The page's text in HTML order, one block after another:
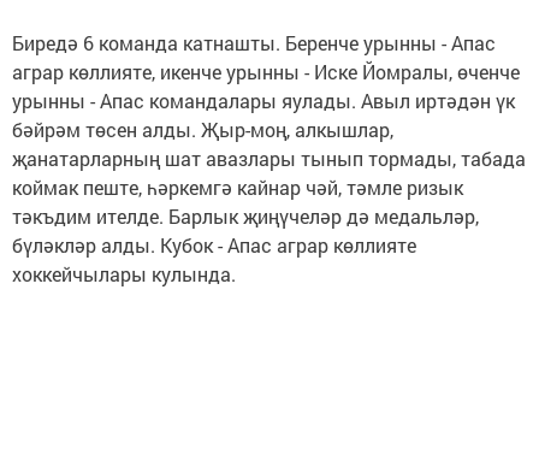
Биредә 6 команда катнашты. Беренче урынны - Апас
аграр көллияте, икенче урынны - Иске Йомралы, өченче
урынны - Апас командалары яулады. Авыл иртәдән үк
бәйрәм төсен алды. Җыр-моң, алкышлар,
җанатарларның шат авазлары тынып тормады, табада
коймак пеште, һәркемгә кайнар чәй, тәмле ризык
тәкъдим ителде. Барлык җиңүчеләр дә медальләр,
бүләкләр алды. Кубок - Апас аграр көллияте
хоккейчылары кулында.